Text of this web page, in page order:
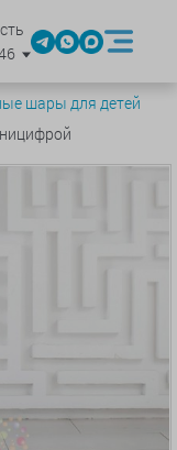
шары для детей